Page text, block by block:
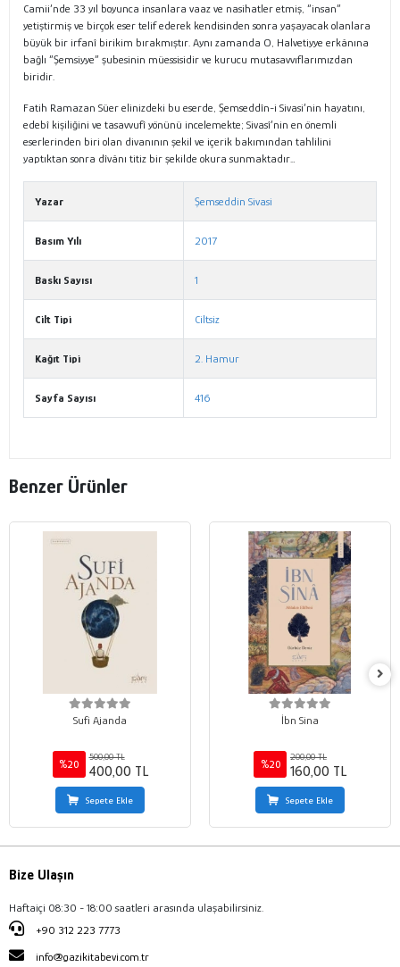
Camii’nde 33 yıl boyunca insanlara vaaz ve nasihatler etmiş, “insan”
yetiştirmiş ve birçok eser telif ederek kendisinden sonra yaşayacak olanlara
büyük bir irfanî birikim bırakmıştır. Aynı zamanda O, Halvetiyye erkânına
bağlı “Şemsiyye” şubesinin müessisidir ve kurucu mutasavvıflarımızdan
biridir.
Fatih Ramazan Süer elinizdeki bu eserde, Şemseddîn-i Sivasi’nin hayatını,
edebî kişiliğini ve tasavvufî yönünü incelemekte; Sivasî’nin en önemli
eserlerinden biri olan divanının şekil ve içerik bakımından tahlilini
yaptıktan sonra dîvânı titiz bir şekilde okura sunmaktadır…
Yazar Şemseddin Sivasi
Basım Yılı 2017
Baskı Sayısı 1
Cilt Tipi Ciltsiz
Kağıt Tipi 2. Hamur
Sayfa Sayısı 416
Benzer Ürünler
Sufi Ajanda
%20
500,00 TL
400,00 TL
Sepete Ekle
İbn Sina
%20
200,00 TL
160,00 TL
Sepete Ekle
Bize Ulaşın
Haftaiçi 08:30 - 18:00 saatleri arasında ulaşabilirsiniz.
+90 312 223 7773
info@gazikitabevi.com.tr